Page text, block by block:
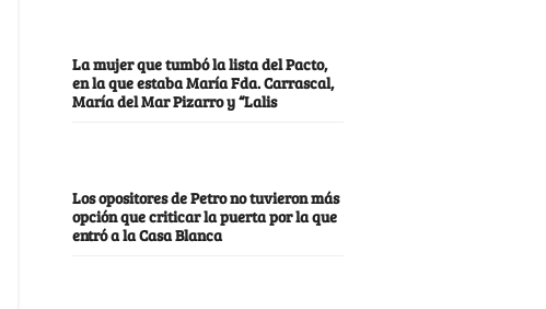
La mujer que tumbó la lista del Pacto,
en la que estaba María Fda. Carrascal,
María del Mar Pizarro y “Lalis
Los opositores de Petro no tuvieron más
opción que criticar la puerta por la que
entró a la Casa Blanca